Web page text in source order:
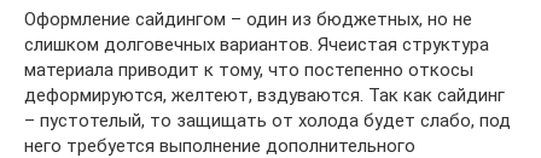
Оформление сайдингом – один из бюджетных, но не
слишком долговечных вариантов. Ячеистая структура
материала приводит к тому, что постепенно откосы
деформируются, желтеют, вздуваются. Так как сайдинг
– пустотелый, то защищать от холода будет слабо, под
него требуется выполнение дополнительного